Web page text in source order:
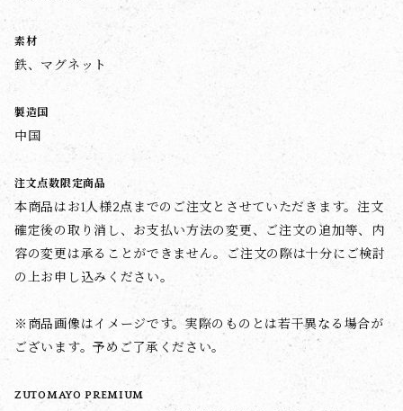
素材
鉄、マグネット
製造国
中国
注文点数限定商品
本商品はお1人様2点までのご注文とさせていただきます。注文
確定後の取り消し、お支払い方法の変更、ご注文の追加等、内
容の変更は承ることができません。ご注文の際は十分にご検討
の上お申し込みください。
※商品画像はイメージです。実際のものとは若干異なる場合が
ございます。予めご了承ください。
ZUTOMAYO PREMIUM